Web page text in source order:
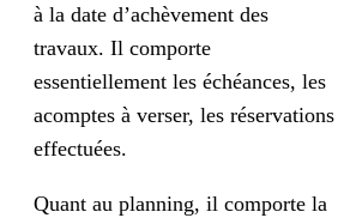
à la date d’achèvement des
travaux. Il comporte
essentiellement les échéances, les
acomptes à verser, les réservations
effectuées.
Quant au planning, il comporte la